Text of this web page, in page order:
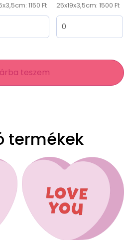
1150 Ft 25x19x3,5cm: 1500 Ft
teszem
termékek